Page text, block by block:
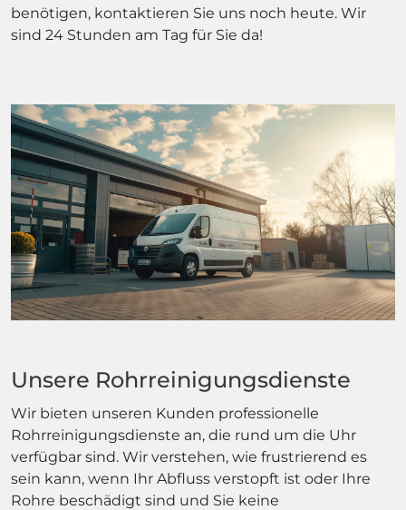
benötigen, kontaktieren Sie uns noch heute. Wir
sind 24 Stunden am Tag für Sie da!
Unsere Rohrreinigungsdienste
Wir bieten unseren Kunden professionelle
Rohrreinigungsdienste an, die rund um die Uhr
verfügbar sind. Wir verstehen, wie frustrierend es
sein kann, wenn Ihr Abfluss verstopft ist oder Ihre
Rohre beschädigt sind und Sie keine